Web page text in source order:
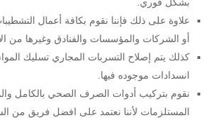
علاوة على ذلك فإننا نقوم بكافة أعمال
أو الشركات والمؤسسات والفنادق وغيرها من
كذلك يتم إصلاح التسربات المجاري تسليك
انسدادات موجوده فيها.
نقوم بتركيب أدوات الصرف الصحي بالكامل
المستلزمات لأننا نعتمد على افضل فريق من